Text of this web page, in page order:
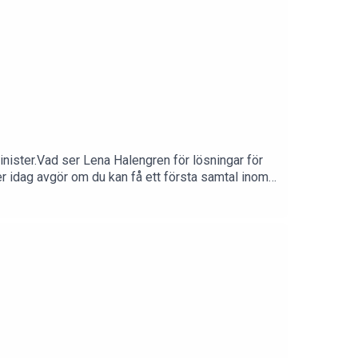
ser Lena Halengren för lösningar för
idag avgör om du kan få ett första samtal inom
vården i Sverige bli mer jämlik?Och apropå
och hemmakämparteam medan det i andra
alla sjukskrivningar består av psykisk ohälsa?
om sina egna erfarenheter av att bära oro